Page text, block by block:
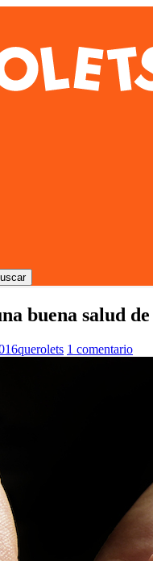
buena salud de
querolets 1 comentario